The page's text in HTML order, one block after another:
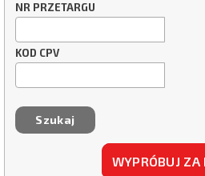
NR PRZETARGU
KOD CPV
WYPRÓBUJ ZA